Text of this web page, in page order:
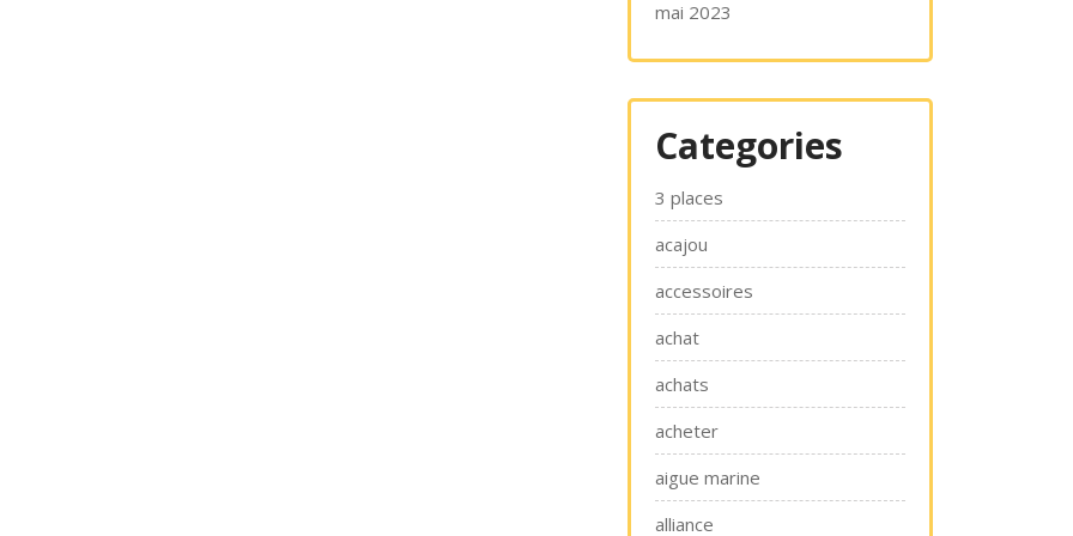
mai 2023
Categories
3 places
acajou
accessoires
achat
achats
acheter
aigue marine
alliance